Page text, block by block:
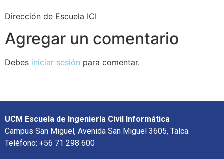
Dirección de Escuela ICI
Agregar un comentario
Debes iniciar sesión para comentar.
UCM Escuela de Ingeniería Civil Informática
Campus San Miguel, Avenida San Miguel 3605, Talca.
Teléfono: +56 71 298 600